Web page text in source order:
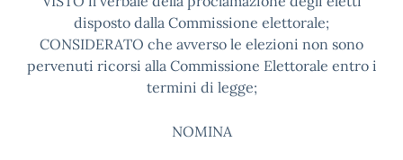
disposto dalla Commissione elettorale;
CONSIDERATO che avverso le elezioni non sono
pervenuti ricorsi alla Commissione Elettorale entro i
termini di legge;
NOMINA